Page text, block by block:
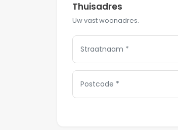
Thuisadres
Uw vast woonadres.